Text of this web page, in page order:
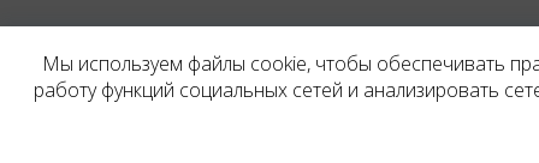
Представленная на
и не является
Мы используем файлы cookie, чтобы обеспечивать
работу функций социальных сетей и анализировать